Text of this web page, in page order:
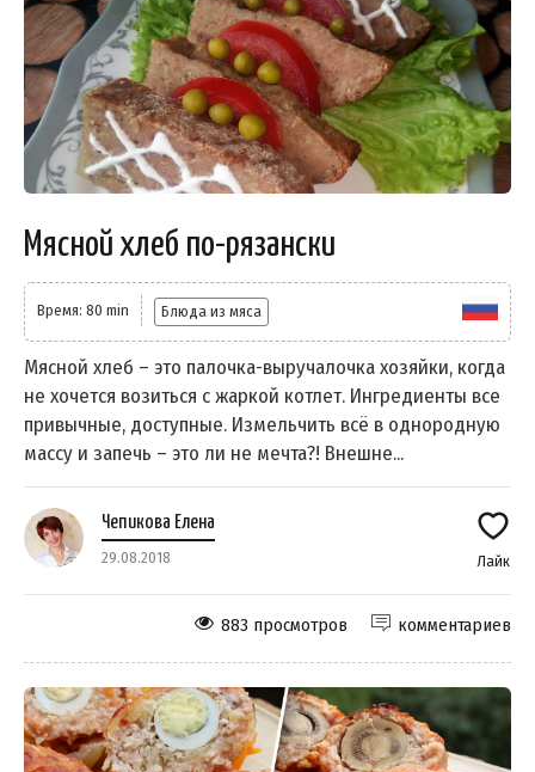
Мясной хлеб по-рязански
Время: 80 min Блюда из мяса
Мясной хлеб – это палочка-выручалочка хозяйки, когда
не хочется возиться с жаркой котлет. Ингредиенты все
привычные, доступные. Измельчить всё в однородную
массу и запечь – это ли не мечта?! Внешне...
Чепикова Елена
29.08.2018 Лайк
комментариев
883 просмотров